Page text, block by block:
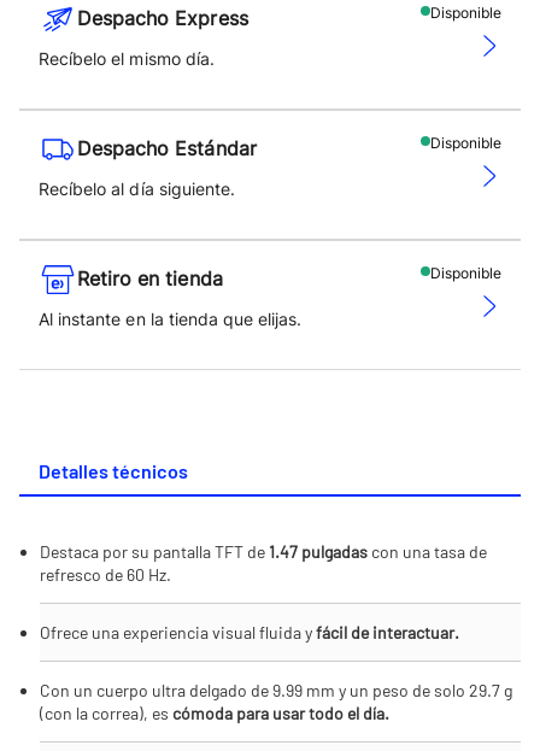
Disponible
Despacho Express
Recíbelo el mismo día.
Disponible
Despacho Estándar
Recíbelo al día siguiente.
Disponible
Retiro en tienda
Al instante en la tienda que elijas.
Detalles técnicos
Destaca por su pantalla TFT de 1.47 pulgadas con una tasa de
refresco de 60 Hz.
Ofrece una experiencia visual fluida yfácil de interactuar.
Con un cuerpo ultra delgado de 9.99 mm y un peso de solo 29.7 g
(con la correa), es cómoda para usar todo el día.